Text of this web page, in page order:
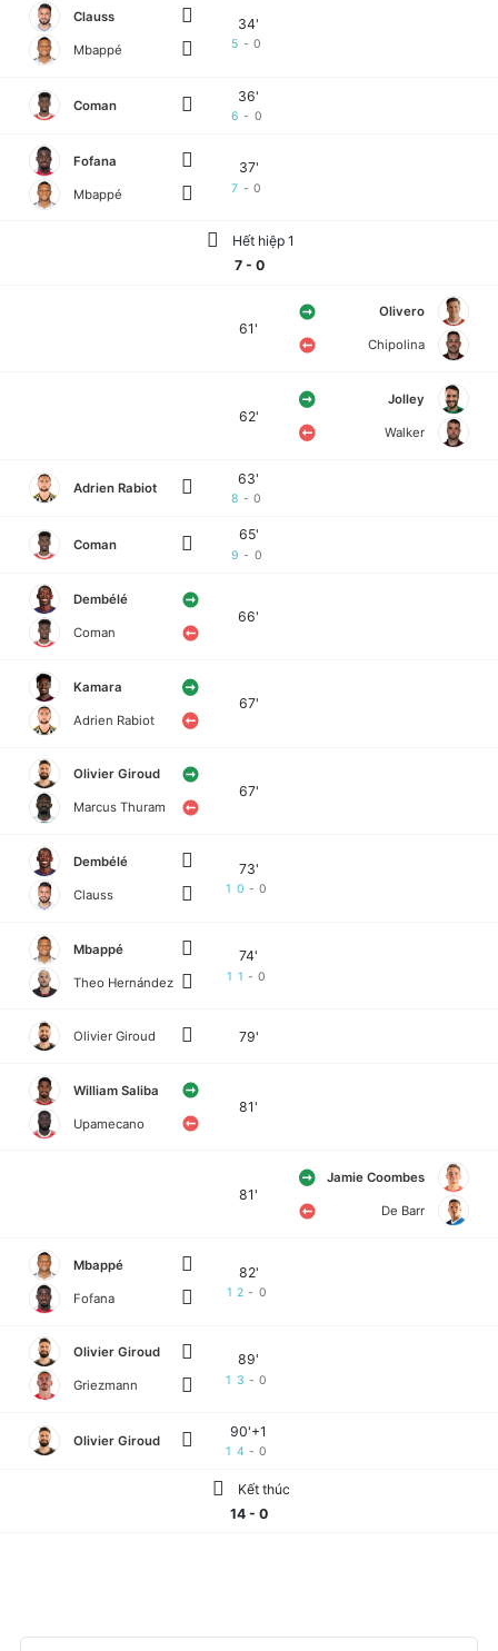
Clauss
Mbappé
34'
5 -0
Coman
36'
6- 0
Fofana
Mbappé
37'
7 -0
Hết hiệp 1
7 - 0
61'
Olivero
Chipolina
62'
Jolley
Walker
Adrien Rabiot
63'
8 -0
Coman
65'
9- 0
Dembélé
Coman
66'
Kamara
Adrien Rabiot
67'
Olivier Giroud
Marcus Thuram
67'
Dembélé
Clauss
73'
10 -0
Mbappé
Theo Hernández
74'
11 -0
Olivier Giroud 79'
William Saliba
Upamecano
81'
81'
Jamie Coombes
De Barr
Mbappé
Fofana
82'
12- 0
Olivier Giroud
Griezmann
89'
13 -0
Olivier Giroud
90'+1
14 -0
Kết thúc
14 - 0